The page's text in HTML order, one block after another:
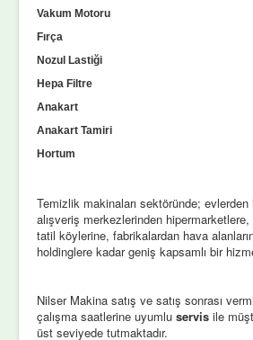
Vakum Motoru
Fırça
Nozul Lastiği
Hepa Filtre
Anakart
Anakart Tamiri
Hortum
Temizlik makinaları sektöründe;
alışveriş merkezlerinden hipermarketlere,
tatil köylerine, fabrikalardan hava
holdinglere kadar geniş kapsamlı bir
Nilser Makina satış ve satış sonrası
çalışma saatlerine uyumlu servis ile
üst seviyede tutmaktadır.